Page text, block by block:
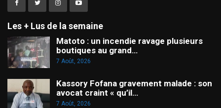
Les + Lus de la semaine
Matoto : un incendie ravage plusieurs
boutiques au grand…
7 Août, 2026
Kassory Fofana gravement malade : son
avocat craint « qu’il…
7 Août, 2026